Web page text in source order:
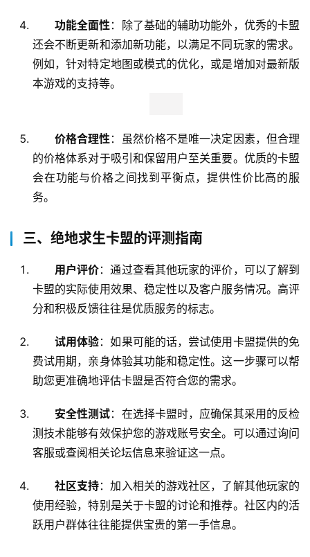
功能全面性：除了基础的辅助功能外，优秀的卡盟
还会不断更新和添加新功能，以满足不同玩家的需求。
例如，针对特定地图或模式的优化，或是增加对最新版
本游戏的支持等。
价格合理性：虽然价格不是唯一决定因素，但合理
的价格体系对于吸引和保留用户至关重要。优质的卡盟
会在功能与价格之间找到平衡点，提供性价比高的服
务。
三、绝地求生卡盟的评测指南
用户评价：通过查看其他玩家的评价，可以了解到
卡盟的实际使用效果、稳定性以及客户服务情况。高评
分和积极反馈往往是优质服务的标志。
试用体验：如果可能的话，尝试使用卡盟提供的免
费试用期，亲身体验其功能和稳定性。这一步骤可以帮
助您更准确地评估卡盟是否符合您的需求。
安全性测试：在选择卡盟时，应确保其采用的反检
测技术能够有效保护您的游戏账号安全。可以通过询问
客服或查阅相关论坛信息来验证这一点。
社区支持：加入相关的游戏社区，了解其他玩家的
使用经验，特别是关于卡盟的讨论和推荐。社区内的活
跃用户群体往往能提供宝贵的第一手信息。